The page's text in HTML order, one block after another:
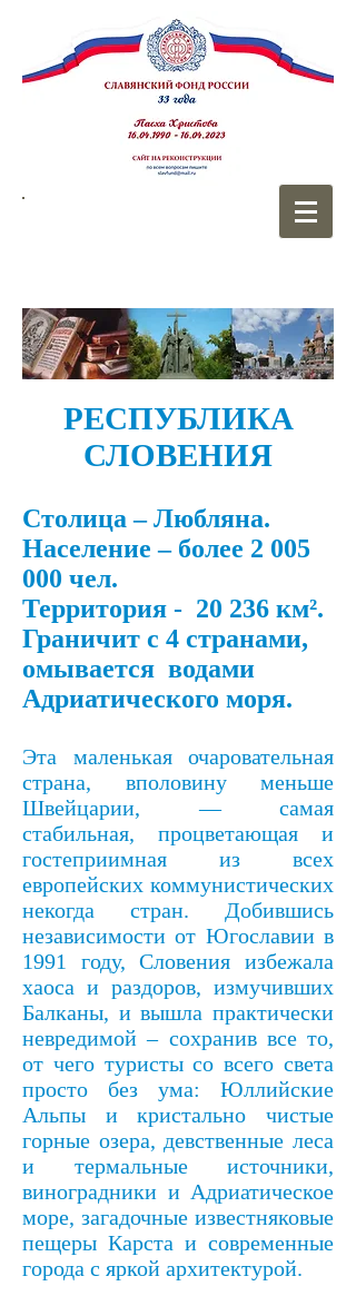
РЕСПУБЛИКА
СЛОВЕНИЯ
Столица – Любляна.
Население – более 2 005
000 чел.
Территория - 20 236 км².
Граничит с 4 странами,
омывается водами
Адриатического моря.
Эта маленькая очаровательная
страна, вполовину меньше
Швейцарии, — самая
стабильная, процветающая и
гостеприимная из всех
европейских коммунистических
некогда стран. Добившись
независимости от Югославии в
1991 году, Словения избежала
хаоса и раздоров, измучивших
Балканы, и вышла практически
невредимой – сохранив все то,
от чего туристы со всего света
просто без ума: Юллийские
Альпы и кристально чистые
горные озера, девственные леса
и термальные источники,
виноградники и Адриатическое
море, загадочные известняковые
пещеры Карста и современные
города с яркой архитектурой.